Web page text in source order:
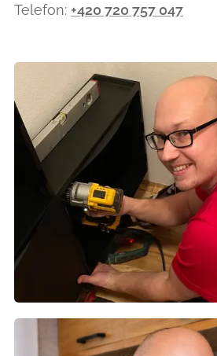
Telefon: +420 720 757 047